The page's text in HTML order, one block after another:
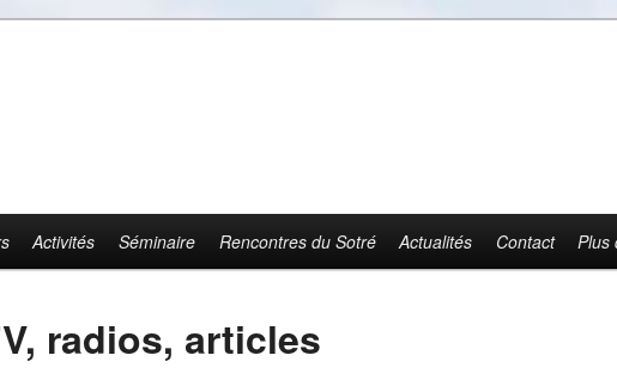
Activités Séminaire Rencontres du Sotré Actualités Contact Plus
radios, articles